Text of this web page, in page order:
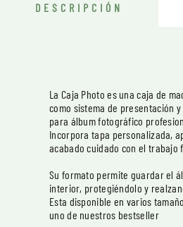
DESCRIPCIÓN
La Caja Photo es una caja de
como sistema de presentación
para álbum fotográfico
Incorpora tapa personalizada,
acabado cuidado con el trabajo
Su formato permite guardar el
interior, protegiéndolo y
Esta disponible en varios
uno de nuestros bestseller